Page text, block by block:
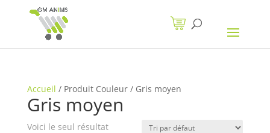
Accueil / Produit Couleur/ Gris moyen
Gris moyen
Voici le seul résultat